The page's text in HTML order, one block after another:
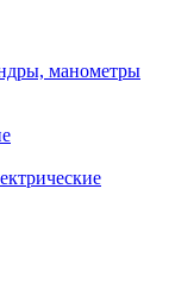
манометры